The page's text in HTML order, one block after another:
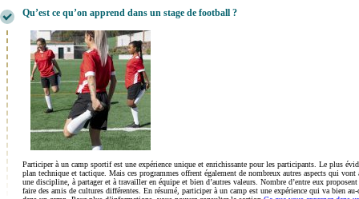
Qu’est ce qu’on apprend dans un stage de football ?
Participer à un camp sportif est une expérience unique et enrichissante pour les participants. Le plus
plan technique et tactique. Mais ces programmes offrent également de nombreux autres aspects qui
une discipline, à partager et à travailler en équipe et bien d’autres valeurs. Nombre d’entre eux
faire des amis de cultures différentes. En résumé, participer à un camp est une expérience qui va bien